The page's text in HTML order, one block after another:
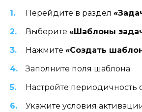
Перейдите в раздел
Выберите «Шаблоны
Нажмите «Создать
Заполните поля шаблона
Настройте периодичность
Укажите условия